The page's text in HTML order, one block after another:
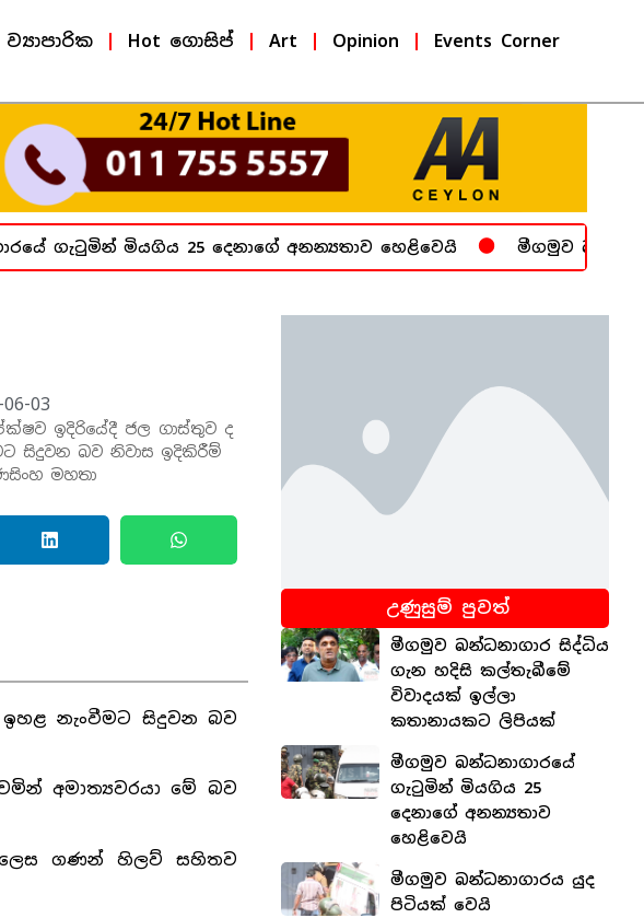
ව්‍යාපාරික Hot ගොසිප් Art Opinion Events Corner
ගැටුමින් මියගිය 25 දෙනාගේ අනන්‍යතාව හෙළිවෙයි මීගමුව
03
ඉදිරියේදී ජල ගාස්තුව ද
සිදුවන බව නිවාස ඉදිකිරීම්
මහතා
නැංවීමට සිදුවන බව
අමාත්‍යවරයා මේ බව
ගණන් හිලව් සහිතව
උණුසුම් පුවත්
මීගමුව බන්ධනාගාර සිද්ධිය
ගැන හදිසි කල්තැබීමේ
විවාදයක් ඉල්ලා
කතානායකට ලිපියක්
මීගමුව බන්ධනාගාරයේ
ගැටුමින් මියගිය 25
දෙනාගේ අනන්‍යතාව
හෙළිවෙයි
මීගමුව බන්ධනාගාරය යුද
පිටියක් වෙයි